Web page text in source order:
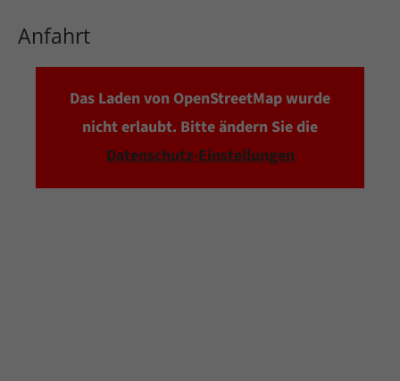
Anfahrt
Das Laden von OpenStreetMap wurde
nicht erlaubt. Bitte ändern Sie die
Datenschutz-Einstellungen